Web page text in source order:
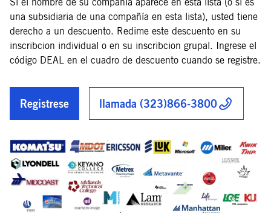
una subsidiaria de una compañía en esta lista), usted tiene
derecho a un descuento. Redime este descuento en su
inscribcion individual o en su inscribcion grupal. Ingrese el
código DEAL en el cuadro de descuento cuando se registre.
Registrese llamada (323)866-3800